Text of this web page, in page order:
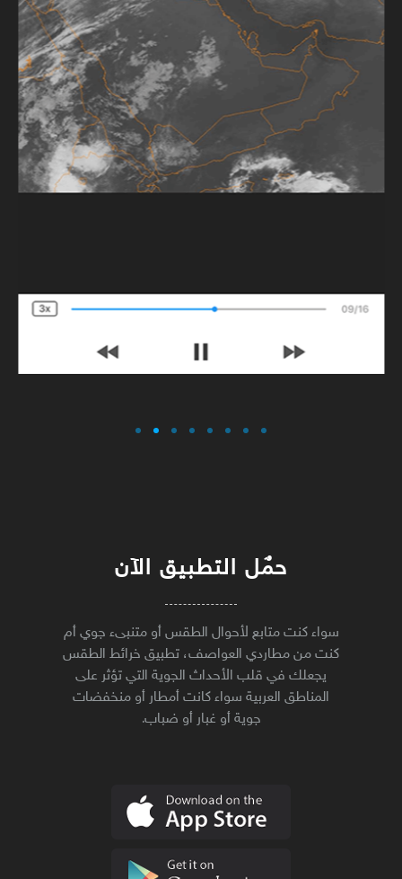
حمٌل التطبيق الآن
سواء كنت متابع لأحوال الطقس أو متنبىء جوي أم
كنت من مطاردي العواصف، تطبيق خرائط الطقس
يجعلك في قلب الأحداث الجوية التي تؤثر على
المناطق العربية سواء كانت أمطار أو منخفضات
جوية أو غبار أو ضباب.